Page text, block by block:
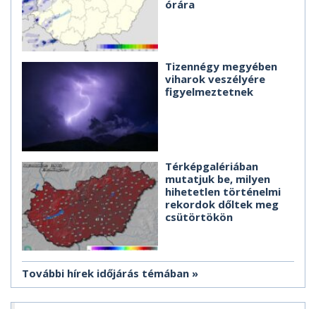
órára
Tizennégy megyében
viharok veszélyére
figyelmeztetnek
Térképgalériában
mutatjuk be, milyen
hihetetlen történelmi
rekordok dőltek meg
csütörtökön
További hírek időjárás témában